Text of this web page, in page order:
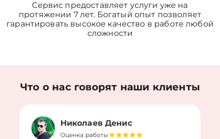
Сервис предоставляет услуги уже на
протяжении 7 лет. Богатый опыт позволяет
гарантировать высокое качество в работе любой
сложности
Что о нас говорят наши клиенты
Николаев Денис
Оценка работы